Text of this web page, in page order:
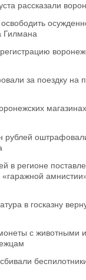
рассказали
Гилмана
за поездку на
в регионе
«гаражной
в госказну
с животными